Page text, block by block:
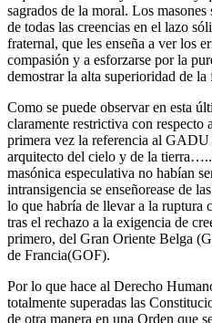
sagrados de la moral. Los
de todas las creencias en el lazo
fraternal, que les enseña a ver los
compasión y a esforzarse por la
demostrar la alta superioridad de
Como se puede observar en esta
claramente restrictiva con
primera vez la referencia al
arquitecto del cielo y de la
masónica especulativa no habían
intransigencia se enseñorease de
lo que habría de llevar a la ruptura
tras el rechazo a la exigencia de
primero, del Gran Oriente Belga
de Francia(GOF).
Por lo que hace al Derecho
totalmente superadas las
de otra manera en una Orden que